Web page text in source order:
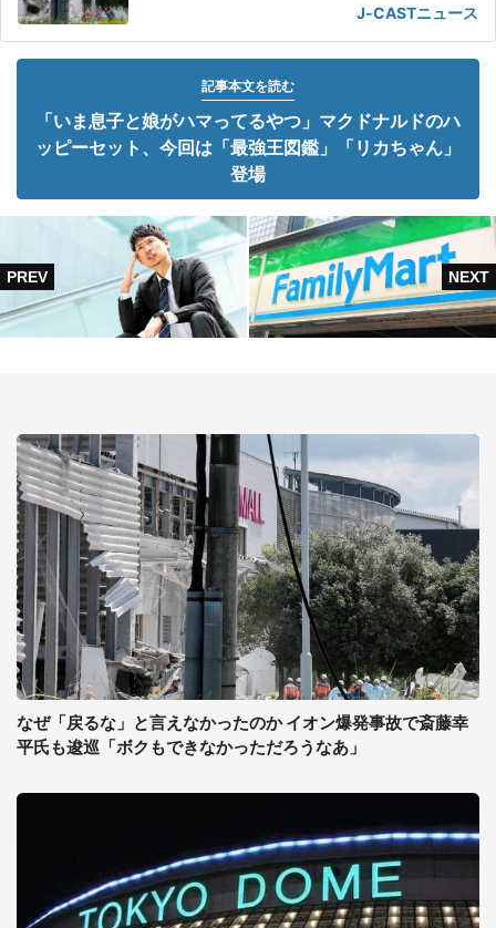
J-CASTニュース
記事本文を読む
「いま息子と娘がハマってるやつ」マクドナルドのハ
ッピーセット、今回は「最強王図鑑」「リカちゃん」
登場
なぜ「戻るな」と言えなかったのか イオン爆発事故で斎藤幸
平氏も逡巡「ボクもできなかっただろうなあ」